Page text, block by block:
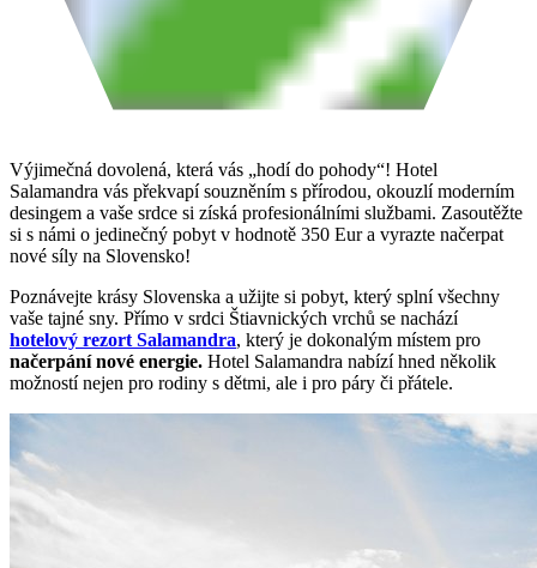
Výjimečná dovolená, která vás „hodí do pohody“! Hotel
Salamandra vás překvapí souzněním s přírodou, okouzlí moderním
desingem a vaše srdce si získá profesionálními službami. Zasoutěžte
si s námi o jedinečný pobyt v hodnotě 350 Eur a vyrazte načerpat
nové síly na Slovensko!
Poznávejte krásy Slovenska a užijte si pobyt, který splní všechny
vaše tajné sny. Přímo v srdci Štiavnických vrchů se nachází
hotelový rezort Salamandra, který je dokonalým místem pro
načerpání nové energie. Hotel Salamandra nabízí hned několik
možností nejen pro rodiny s dětmi, ale i pro páry či přátele.